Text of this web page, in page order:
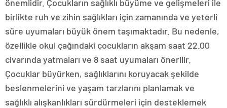
önemlidir. Çocukların sağlıklı büyüme ve gelişmeleri ile
birlikte ruh ve zihin sağlıkları için zamanında ve yeterli
süre uyumaları büyük önem taşımaktadır. Bu nedenle,
özellikle okul çağındaki çocukların akşam saat 22.00
civarında yatmaları ve 8 saat uyumaları önerilir.
Çocuklar büyürken, sağlıklarını koruyacak şekilde
beslenmelerini ve yaşam tarzlarını planlamak ve
sağlıklı alışkanlıkları sürdürmeleri için desteklemek